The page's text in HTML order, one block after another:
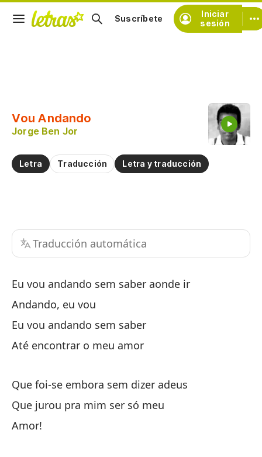
Iniciar
sesión
Suscríbete
Vou Andando
Jorge Ben Jor
Letra Traducción Letra y traducción
Traducción automática
Eu vou andando sem saber aonde ir
Andando, eu vou
Eu vou andando sem saber
Até encontrar o meu amor
Que foi-se embora sem dizer adeus
Que jurou pra mim ser só meu
Amor!
Practicar la pronunciación de